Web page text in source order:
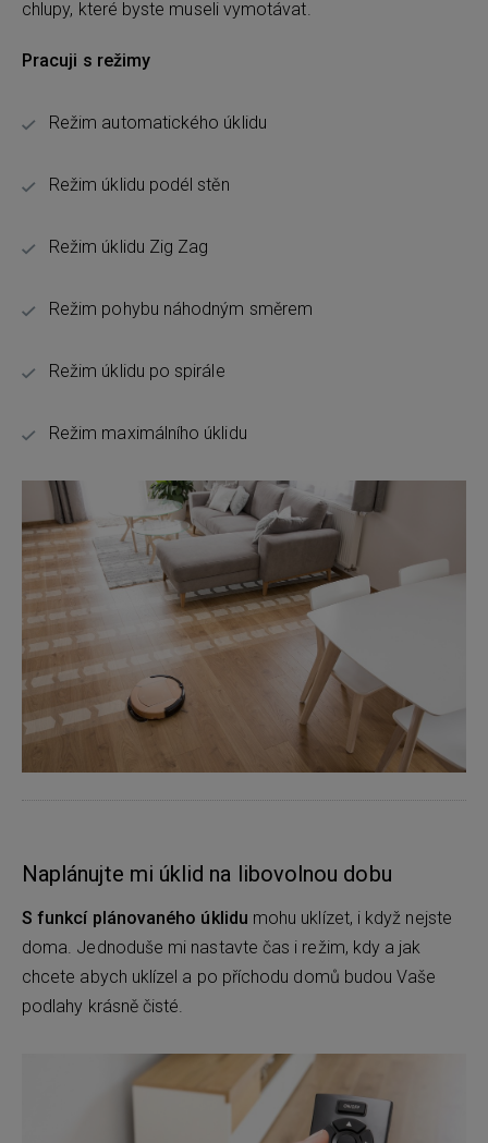
chlupy, které byste museli vymotávat.
Pracuji s režimy
Režim automatického úklidu
Režim úklidu podél stěn
Režim úklidu Zig Zag
Režim pohybu náhodným směrem
Režim úklidu po spirále
Režim maximálního úklidu
Naplánujte mi úklid na libovolnou dobu
S funkcí plánovaného úklidu mohu uklízet, i když nejste
doma. Jednoduše mi nastavte čas i režim, kdy a jak
chcete abych uklízel a po příchodu domů budou Vaše
podlahy krásně čisté.